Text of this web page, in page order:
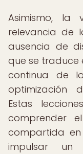
Asimismo, la
relevancia de
ausencia de
que se traduce
continua de
optimización
Estas
comprender
compartida
impulsar